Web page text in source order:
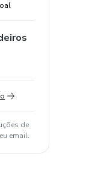
de
email.